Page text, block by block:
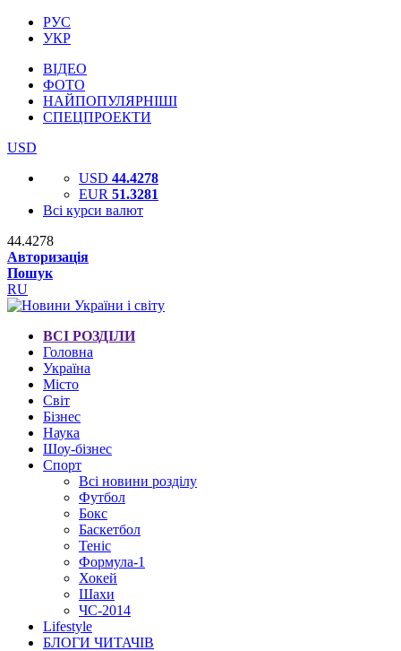
РУС
УКР
ВІДЕО
ФОТО
НАЙПОПУЛЯРНІШІ
СПЕЦПРОЕКТИ
USD
USD 44.4278
EUR 51.3281
Всі курси валют
44.4278
Авторизація
Пошук
RU
ВСІ РОЗДІЛИ
Головна
Україна
Місто
Світ
Бізнес
Наука
Шоу-бізнес
Спорт
Всі новини розділу
Футбол
Бокс
Баскетбол
Теніс
Формула-1
Хокей
Шахи
ЧС-2014
Lifestyle
БЛОГИ ЧИТАЧІВ